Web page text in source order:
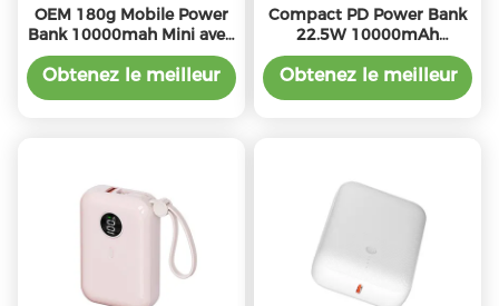
OEM 180g Mobile Power
Bank 10000mah Mini avec
type de batterie 21700
Obtenez le meilleur
Compact PD Power Bank
22.5W 10000mAh
Puissant chargeur de la
banque de puissance
Obtenez le meilleur